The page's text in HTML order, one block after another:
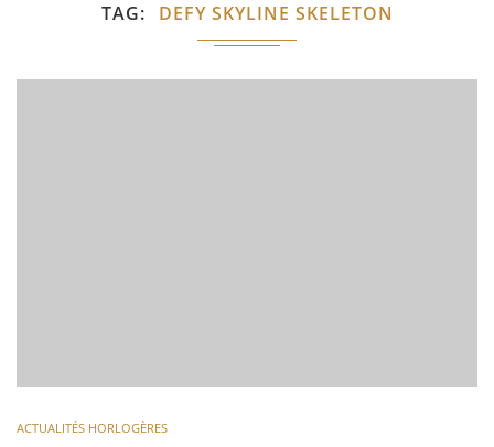
TAG DEFY SKYLINE SKELETON
ACTUALITÉS HORLOGÈRES